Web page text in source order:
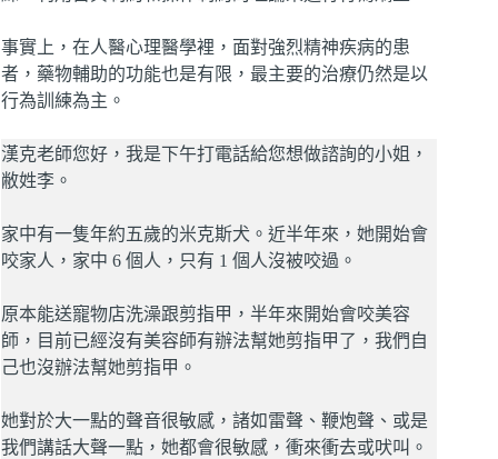
事實上，在人醫心理醫學裡，面對強烈精神疾病的患
者，藥物輔助的功能也是有限，最主要的治療仍然是以
行為訓練為主。
漢克老師您好，我是下午打電話給您想做諮詢的小姐，
敝姓李。
家中有一隻年約五歲的米克斯犬。近半年來，她開始會
咬家人，家中 6 個人，只有 1 個人沒被咬過。
原本能送寵物店洗澡跟剪指甲，半年來開始會咬美容
師，目前已經沒有美容師有辦法幫她剪指甲了，我們自
己也沒辦法幫她剪指甲。
她對於大一點的聲音很敏感，諸如雷聲、鞭炮聲、或是
我們講話大聲一點，她都會很敏感，衝來衝去或吠叫。